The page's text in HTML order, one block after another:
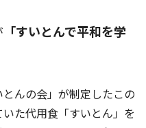
「すいとんで平和を学
んの会」が制定したこの
た代用食「すいとん」を